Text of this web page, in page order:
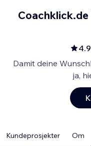
Coachklick.de
4.9
Damit deine
ja,
Kundeprosjekter Om